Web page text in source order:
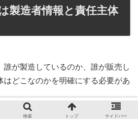
製造者情報と責任主体
誰が製造しているのか、誰が販売し
はどこなのかを明確にする必要があ
検索 トップ サイドバー